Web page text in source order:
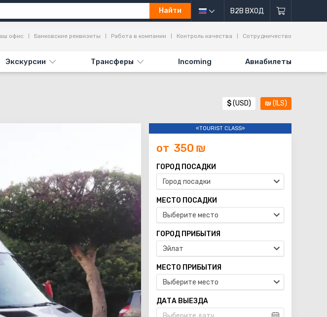
Найти B2B ВХОД
Экскурсии Трансферы Incoming Авиабилеты
офис Банковские реквизиты Работа в компании Контроль качества Сотрудничество
$(USD) ₪ (ILS)
«TOURIST CLASS»
от 350 ₪
ГОРОД ПОСАДКИ
Город посадки
МЕСТО ПОСАДКИ
Выберите место
ГОРОД ПРИБЫТИЯ
Эйлат
МЕСТО ПРИБЫТИЯ
Выберите место
ДАТА ВЫЕЗДА